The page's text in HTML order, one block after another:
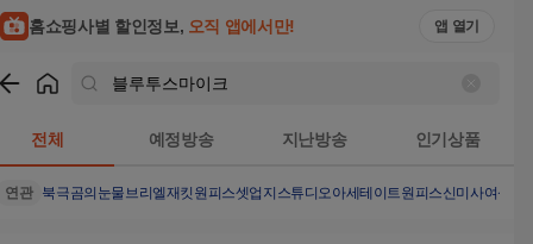
홈쇼핑사별 할인정보, 오직 앱에서만! 앱 열기
전체 예정방송 지난방송 인기상품
연관 북극곰의눈물브리엘재킷원피스셋업 지스튜디오아세테이트원피스신미사여성슬